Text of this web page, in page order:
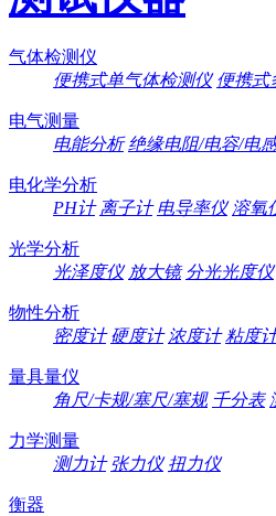
气体检测仪
便携式单气体检测仪 便携式
电气测量
电能分析 绝缘电阻/电容/电
电化学分析
PH计 离子计 电导率仪 溶氧
光学分析
光泽度仪 放大镜 分光光度仪
物性分析
密度计 硬度计 浓度计 粘度
量具量仪
角尺/卡规/塞尺/塞规 千分表
力学测量
测力计 张力仪 扭力仪
衡器